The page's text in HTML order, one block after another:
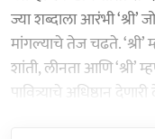
ज्या शब्दाला आरंभी ‘श्री’
मांगल्याचे तेज चढते.
शांती, लीनता आणि ‘श्री’
पावित्र्याचे अधिष्ठान देणारी